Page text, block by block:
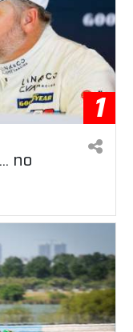
1
no